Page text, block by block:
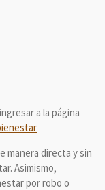
a la página
manera directa y sin
Asimismo,
por robo o